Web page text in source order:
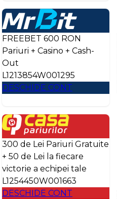
FREEBET 600 RON
Pariuri + Casino + Cash-
Out
L1213854W001295
DESCHIDE CONT
300 de Lei Pariuri Gratuite
+ 50 de Lei la fiecare
victorie a echipei tale
L1254450W001663
DESCHIDE CONT